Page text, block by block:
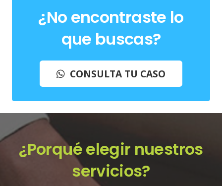
¿No encontraste lo
que buscas?
CONSULTA TU CASO
¿Porqué elegir nuestros
servicios?